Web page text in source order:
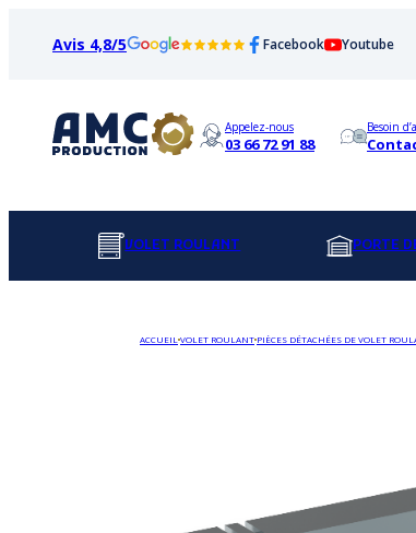
Avis 4,8/5 Facebook Youtube
Appelez-nous
03 66 72 91 88
Besoin
VOLET ROULANT PORTE
ACCUEIL VOLET ROULANT PIÈCES DÉTACHÉES DE VOLET